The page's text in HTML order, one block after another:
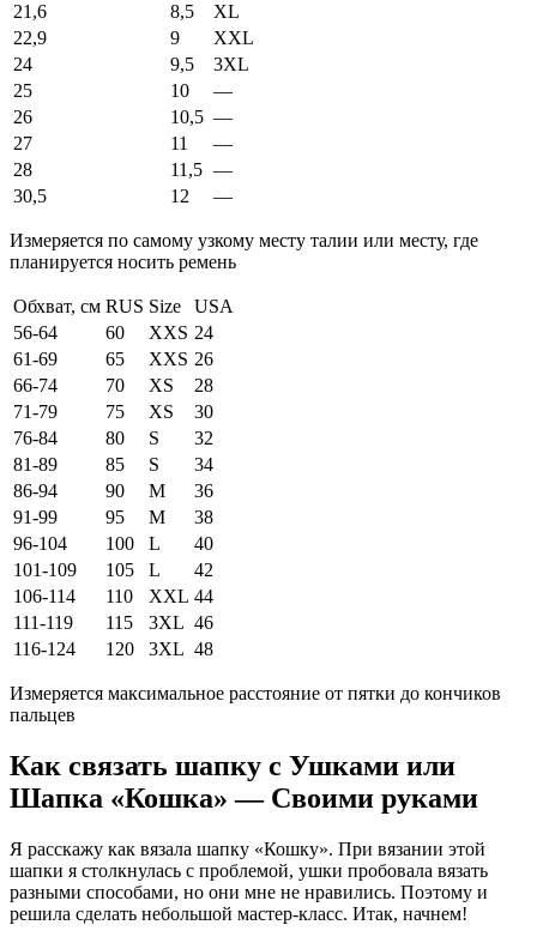
21,6
8,5
XL
22,9
9
XXL
24
9,5
3XL
25
10
—
26
10,5 —
27
11
—
28
11,5 —
30,5
12 —
Измеряется по самому узкому месту талии или месту, где
планируется носить ремень
Обхват, см RUS Size
USA
56-64
60 XXS 24
61-69
65 XXS 26
66-74
70 XS
28
71-79
75 XS
30
76-84
80 S
32
81-89
85 S
34
86-94
90 M
36
91-99
95 M
38
96-104
100 L
40
101-109
105 L
42
106-114
110 XXL 44
111-119
115 3XL 46
116-124
120 3XL 48
Измеряется максимальное расстояние от пятки до кончиков
пальцев
Как связать шапку с Ушками или
Шапка «Кошка» — Своими руками
Я расскажу как вязала шапку «Кошку». При вязании этой
шапки я столкнулась с проблемой, ушки пробовала вязать
разными способами, но они мне не нравились. Поэтому и
решила сделать небольшой мастер-класс. Итак, начнем!